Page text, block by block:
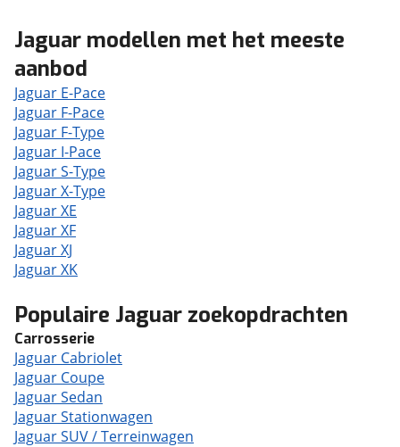
Jaguar modellen met het meeste
aanbod
Jaguar E-Pace
Jaguar F-Pace
Jaguar F-Type
Jaguar I-Pace
Jaguar S-Type
Jaguar X-Type
Jaguar XE
Jaguar XF
Jaguar XJ
Jaguar XK
Populaire Jaguar zoekopdrachten
Carrosserie
Jaguar Cabriolet
Jaguar Coupe
Jaguar Sedan
Jaguar Stationwagen
Jaguar SUV / Terreinwagen